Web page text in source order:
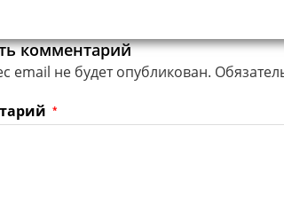
комментарий
email не будет опубликован.
*